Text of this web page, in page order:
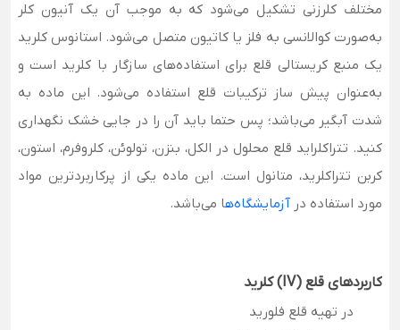
مختلف کلرزنی تشکیل می‌شود که به موجب آن یک آنیون کلر
به‌صورت کوالانسی به فلز یا کاتیون متصل می‌شود. استانوس کلرید
یک منبع کریستالی قلع برای استفاده‌های سازگار با کلرید است و
به‌عنوان پیش ساز ترکیبات قلع استفاده می‌شود. این ماده به
شدت آبگیر می‌باشد؛ پس حتما باید آن را در جایی خشک نگهداری
کنید. تتراکلراید قلع محلول در الکل، بنزن، تولوئن، کلروفرم، استون،
کربن تتراکلرید، متانول است. این ماده یکی از پرکاربردترین مواد
مورد استفاده در آزمایشگاه‌ها می‌باشد.
کاربردهای قلع (IV) کلرید
در تهیه قلع فلورید